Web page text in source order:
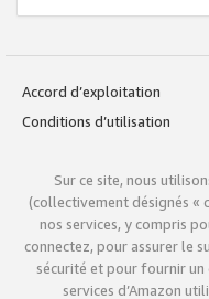
Accord d’exploitation
Conditions d’utilisation
Sur ce site, nous
(collectivement désignés «
nos services, y compris
connectez, pour assurer le
sécurité et pour fournir un
services d’Amazon